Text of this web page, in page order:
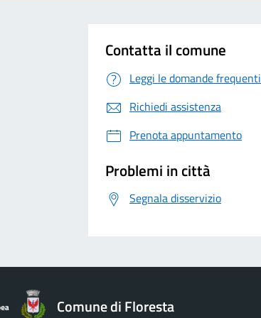
Contatta il comune
Leggi le domande frequenti
Richiedi assistenza
Prenota appuntamento
Problemi in città
Segnala disservizio
Comune di Floresta